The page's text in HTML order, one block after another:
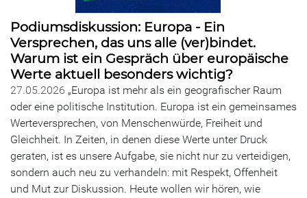
Podiumsdiskussion: Europa - Ein
Versprechen, das uns alle (ver)bindet.
Warum ist ein Gespräch über europäische
Werte aktuell besonders wichtig?
27.05.2026 „Europa ist mehr als ein geografischer Raum
oder eine politische Institution. Europa ist ein gemeinsames
Werteversprechen, von Menschenwürde, Freiheit und
Gleichheit. In Zeiten, in denen diese Werte unter Druck
geraten, ist es unsere Aufgabe, sie nicht nur zu verteidigen,
sondern auch neu zu verhandeln: mit Respekt, Offenheit
und Mut zur Diskussion. Heute wollen wir hören, wie